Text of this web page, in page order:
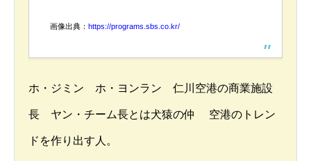
画像出典： https://programs.sbs.co.kr/
ホ・ジミン ホ・ヨンラン 仁川空港の商業施設
長 ヤン・チーム長とは犬猿の仲 空港のトレン
ドを作り出す人。